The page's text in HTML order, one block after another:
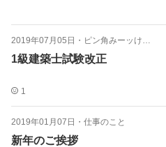
2019年07月05日 ・ ピン角みーッけ…
1級建築士試験改正
1
2019年01月07日 ・ 仕事のこと
新年のご挨拶